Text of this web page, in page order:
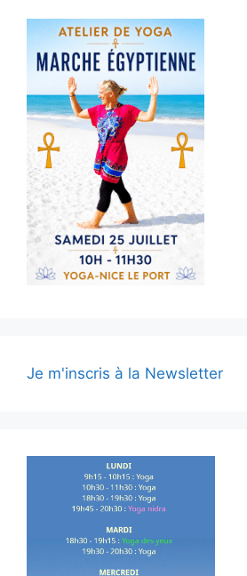
Je m'inscris à la Newsletter